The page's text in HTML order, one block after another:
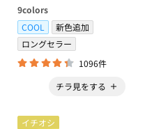
9colors
COOL
新色追加
ロングセラー
1096件
チラ見をする
イチオシ